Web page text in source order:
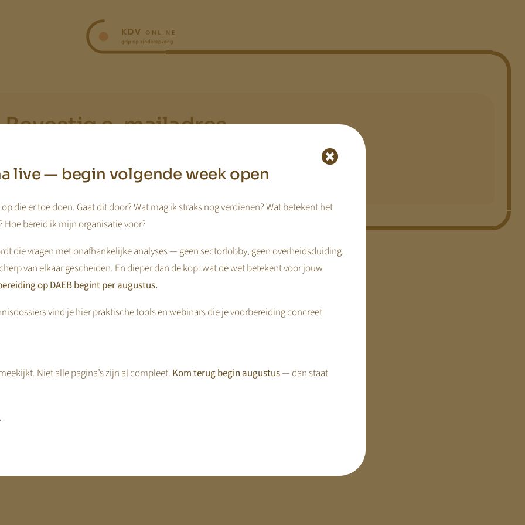
Bevestig e-mailadres
Na bevestiging kan je inloggen.
live — begin volgende week open
op die er toe doen. Gaat dit door? Wat mag ik straks nog verdienen? Wat betekent het
bereid ik mijn organisatie voor?
die vragen met onafhankelijke analyses — geen sectorlobby, geen overheidsduiding.
van elkaar gescheiden. En dieper dan de kop: wat de wet betekent voor jouw
op DAEB begint per augustus.
vind je hier praktische tools en webinars die je voorbereiding concreet
Niet alle pagina’s zijn al compleet. Kom terug begin augustus— dan staat